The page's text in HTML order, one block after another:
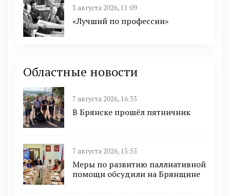
3 августа 2026, 11:09
«Лучший по профессии»
Областные новости
7 августа 2026, 16:33
В Брянске прошёл пятничник
7 августа 2026, 15:55
Меры по развитию паллиативной
помощи обсудили на Брянщине